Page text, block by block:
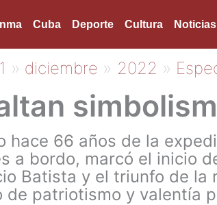
Cuba Deporte Cultura Noticias
1 diciembre 2022
hace 66 años de la
a bordo, marcó el inicio
Batista y el triunfo de la
de patriotismo y valentía